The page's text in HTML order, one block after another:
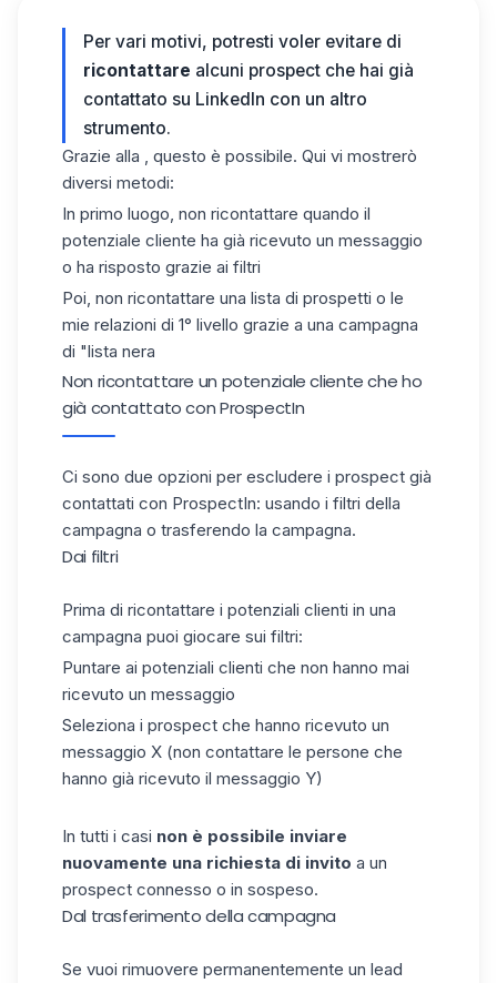
Per vari motivi, potresti voler evitare di
ricontattare alcuni prospect che hai già
contattato su LinkedIn con un altro
strumento.
Grazie alla , questo è possibile. Qui vi mostrerò
diversi metodi:
In primo luogo, non ricontattare quando il
potenziale cliente ha già ricevuto un messaggio
o ha risposto grazie ai filtri
Poi, non ricontattare una lista di prospetti o le
mie relazioni di 1° livello grazie a una campagna
di "lista nera
Non ricontattare un potenziale cliente che ho
già contattato con ProspectIn
Ci sono due opzioni per escludere i prospect già
contattati con ProspectIn: usando i filtri della
campagna o trasferendo la campagna.
Dai filtri
Prima di ricontattare i potenziali clienti in una
campagna puoi giocare sui filtri:
Puntare ai potenziali clienti che non hanno mai
ricevuto un messaggio
Seleziona i prospect che hanno ricevuto un
messaggio X (non contattare le persone che
hanno già ricevuto il messaggio Y)
In tutti i casi non è possibile inviare
nuovamente una richiesta di invito a un
prospect connesso o in sospeso.
Dal trasferimento della campagna
Se vuoi rimuovere permanentemente un lead